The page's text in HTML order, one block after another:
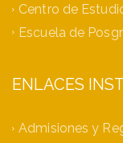
Centro de
Escuela de
ENLACES
Admisiones y